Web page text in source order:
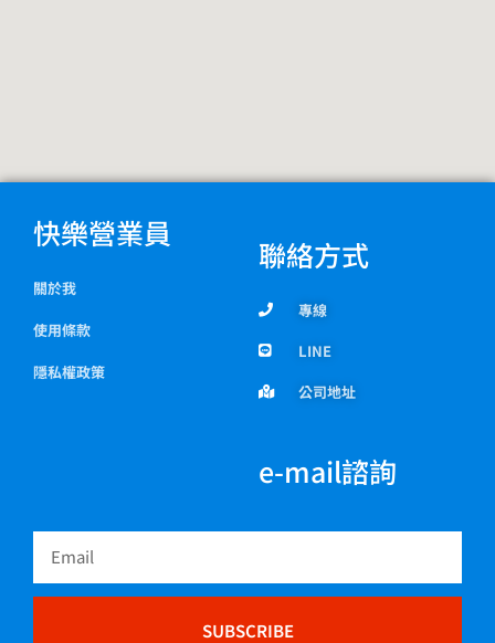
快樂營業員
關於我
使用條款
隱私權政策
聯絡方式
專線
LINE
公司地址
e-mail諮詢
Email
SUBSCRIBE